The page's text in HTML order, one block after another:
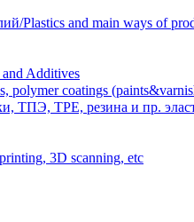
Plastics and main ways of
Additives
coatings
ТПЭ, TPE, резина и пр.
3D scanning, etc